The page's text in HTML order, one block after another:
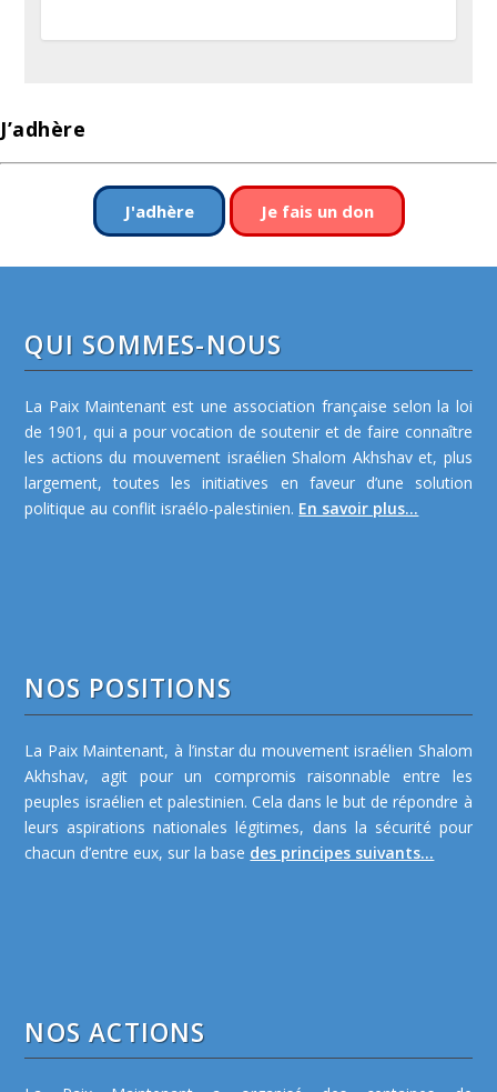
J’adhère
J'adhère Je fais un don
QUI SOMMES-NOUS
La Paix Maintenant est une association française selon la loi
de 1901, qui a pour vocation de soutenir et de faire connaître
les actions du mouvement israélien Shalom Akhshav et, plus
largement, toutes les initiatives en faveur d’une solution
politique au conflit israélo-palestinien. En savoir plus...
NOS POSITIONS
La Paix Maintenant, à l’instar du mouvement israélien Shalom
Akhshav, agit pour un compromis raisonnable entre les
peuples israélien et palestinien. Cela dans le but de répondre à
leurs aspirations nationales légitimes, dans la sécurité pour
chacun d’entre eux, sur la base des principes suivants...
NOS ACTIONS